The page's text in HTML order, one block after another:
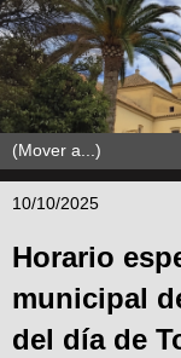
10/10/2025
Horario
municipal
del día de